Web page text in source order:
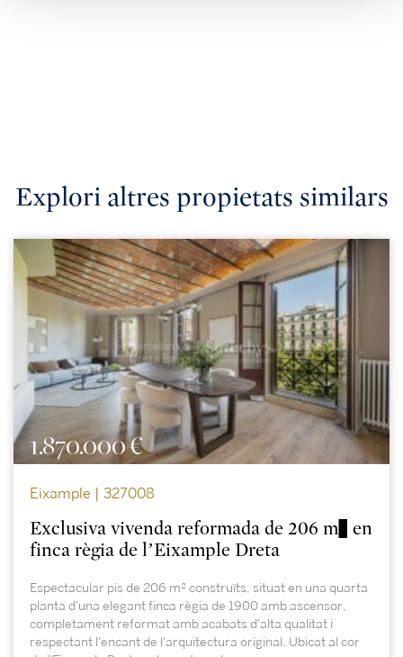
Explori altres propietats similars
1.870.000 €
Eixample | 327008
Exclusiva vivenda reformada de 206 m² en
finca règia de l’Eixample Dreta
Espectacular pis de 206 m² construïts, situat en una quarta
planta d'una elegant finca règia de 1900 amb ascensor,
completament reformat amb acabats d'alta qualitat i
respectant l'encant de l'arquitectura original. Ubicat al cor